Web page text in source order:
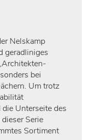
Nelskamp
geradliniges
bei
Um trotz
Unterseite des
Serie
Sortiment